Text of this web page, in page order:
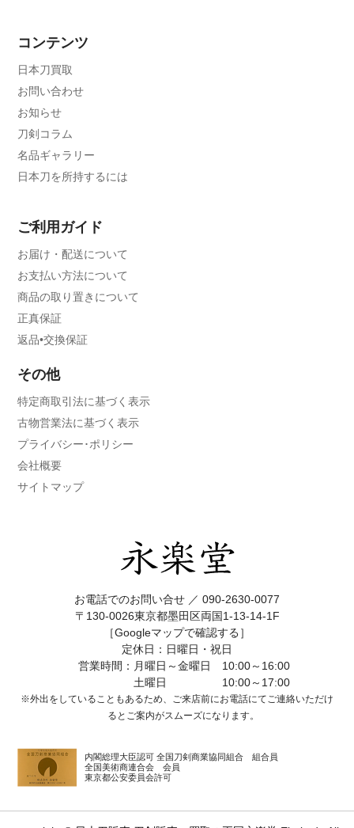
コンテンツ
日本刀買取
お問い合わせ
お知らせ
刀剣コラム
名品ギャラリー
日本刀を所持するには
ご利用ガイド
お届け・配送について
お支払い方法について
商品の取り置きについて
正真保証
返品•交換保証
その他
特定商取引法に基づく表示
古物営業法に基づく表示
プライバシー･ポリシー
会社概要
サイトマップ
お電話でのお問い合せ ／ 090-2630-0077
〒130-0026東京都墨田区両国1-13-14-1F
［Googleマップで確認する］
定休日：日曜日・祝日
営業時間：月曜日～金曜日 10:00～16:00
土曜日 10:00～17:00
※外出をしていることもあるため、ご来店前にお電話にてご連絡いただけ
ると ご案内がスムーズになります。
内閣総理大臣認可 全国刀剣商業協同組合 組合員
全国美術商連合会 会員
東京都公安委員会許可